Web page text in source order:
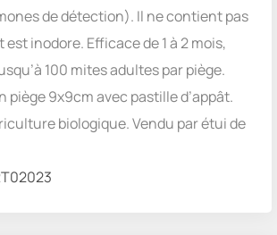
de détection). Il ne contient pas
inodore. Efficace de 1 à 2 mois,
100 mites adultes par piège.
piège 9x9cm avec pastille d’appât.
biologique. Vendu par étui de